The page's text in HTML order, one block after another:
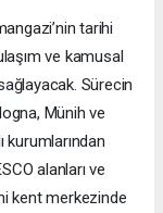
tarihi
ve kamusal
Sürecin
Münih ve
kurumlarından
alanları ve
kent merkezinde